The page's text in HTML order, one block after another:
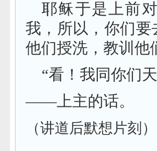
耶稣于是上前
我，所以，你们
他们授洗，教训他
“看！我同你们
——上主的话。
（讲道后默想片刻）